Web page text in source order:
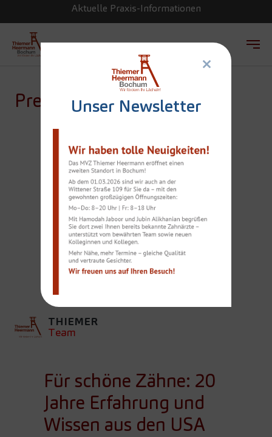
Zum Hauptinhalt springen
Aktuelle Praxis-Informationen
Unser Newsletter
×
Presse
FÜR SCHÖNE ZÄHNE:
20 JAHRE
ERFAHRUNG UND
WISSEN AUS DEN
THIEMER
Team
Für schöne Zähne: 20
Jahre Erfahrung und
Wissen aus den USA